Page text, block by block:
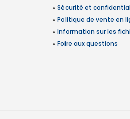
» Sécurité et
» Politique de vente en
» Information sur les
» Foire aux questions